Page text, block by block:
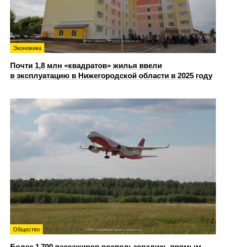
Экономика
Почти 1,8 млн «квадратов» жилья ввели
в эксплуатацию в Нижегородской области в 2025 году
Общество